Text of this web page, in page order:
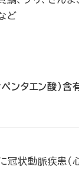
ど
ンタエン酸）
冠状動脈疾患（